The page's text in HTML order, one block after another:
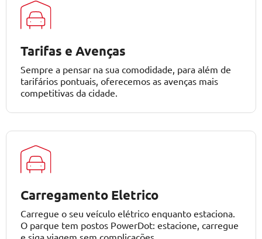
Tarifas e Avenças
Sempre a pensar na sua comodidade, para além de
tarifários pontuais, oferecemos as avenças mais
competitivas da cidade.
Carregamento Eletrico
Carregue o seu veículo elétrico enquanto estaciona.
O parque tem postos PowerDot: estacione, carregue
e siga viagem sem complicações.